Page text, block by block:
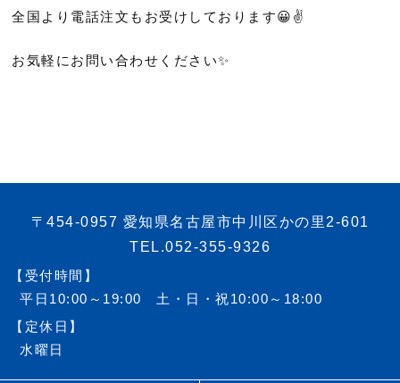
全国より電話注文もお受けしております😀✌️
お気軽にお問い合わせください✨
〒454-0957 愛知県名古屋市中川区かの里2-601
TEL.052-355-9326
【受付時間】
平日10:00～19:00 土・日・祝10:00～18:00
【定休日】
水曜日